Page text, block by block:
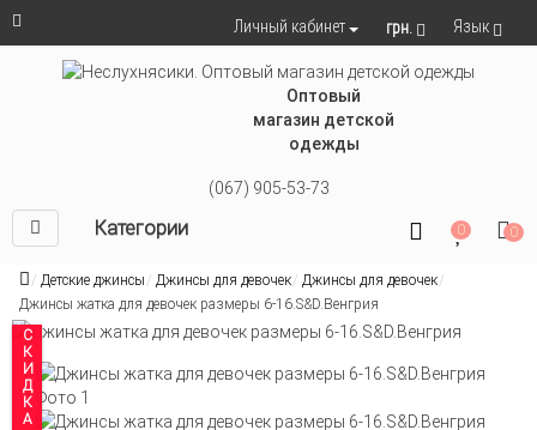
Личный кабинет грн. Язык
Оптовый
магазин детской
одежды
(067) 905-53-73
Категории 0 0
Детские джинсы Джинсы для девочек
Джинсы для девочек
Джинсы жатка для девочек размеры 6-16.S&D.Венгрия
СКИДКА